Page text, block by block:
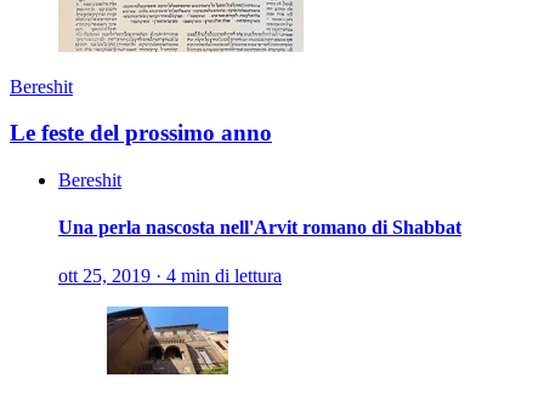
Bereshit
Le feste del prossimo anno
Bereshit
Una perla nascosta nell'Arvit romano di Shabbat
ott 25, 2019 · 4 min di lettura